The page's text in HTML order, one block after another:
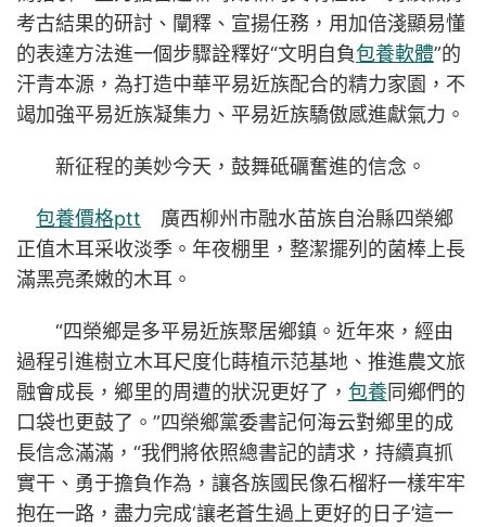
考古結果的研討、闡釋、宣揚任務，用加倍淺顯易懂
的表達方法進一個步驟詮釋好“文明自負包養軟體”的
汗青本源，為打造中華平易近族配合的精力家園，不
竭加強平易近族凝集力、平易近族驕傲感進獻氣力。
新征程的美妙今天，鼓舞砥礪奮進的信念。
包養價格ptt 廣西柳州市融水苗族自治縣四榮鄉
正值木耳采收淡季。年夜棚里，整潔擺列的菌棒上長
滿黑亮柔嫩的木耳。
“四榮鄉是多平易近族聚居鄉鎮。近年來，經由
過程引進樹立木耳尺度化蒔植示范基地、推進農文旅
融會成長，鄉里的周遭的狀況更好了， 包養同鄉們的
口袋也更鼓了。”四榮鄉黨委書記何海云對鄉里的成
長信念滿滿，“我們將依照總書記的請求，持續真抓
實干、勇于擔負作為，讓各族國民像石榴籽一樣牢牢
抱在一路，盡力完成‘讓老蒼生過上更好的日子’這一